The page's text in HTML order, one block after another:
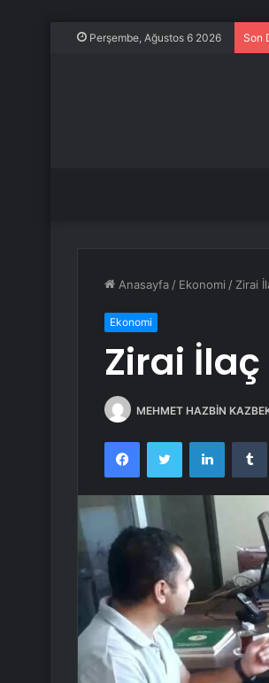
Perşembe, Ağustos 6 2026 Son
Anasayfa / Ekonomi / Zirai
Ekonomi
Zirai
MEHMET HAZBİN
FacebookTwitter LinkedIn